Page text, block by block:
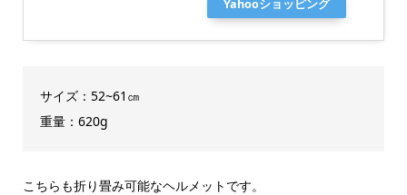
Yahooショッピング
サイズ：52~61㎝
重量：620g
こちらも折り畳み可能なヘルメットです。